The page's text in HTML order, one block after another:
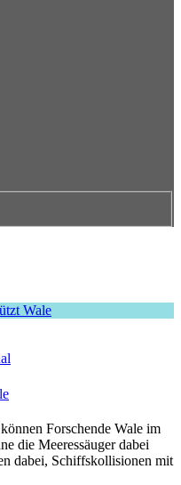
Forschende Wale im
die Meeressäuger dabei
dabei, Schiffskollisionen mit